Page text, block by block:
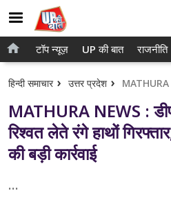
होम
टॉप न्यूज़
UP की बात
राजनीति
टॉप न्यूज़ UP की बात राजनीति
हिन्दी समाचार उत्तर प्रदेश
MATHURA NEWS :
रिश्वत लेते रंगे हाथों
की बड़ी कार्रवाई
...
गाजियाबाद
लखनऊ
कानपुर